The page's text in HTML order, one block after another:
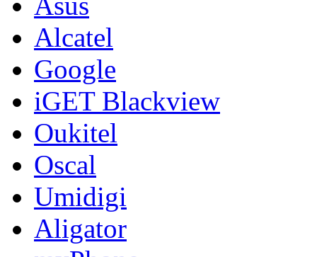
Alcatel
Google
iGET Blackview
Oukitel
Oscal
Umidigi
Aligator